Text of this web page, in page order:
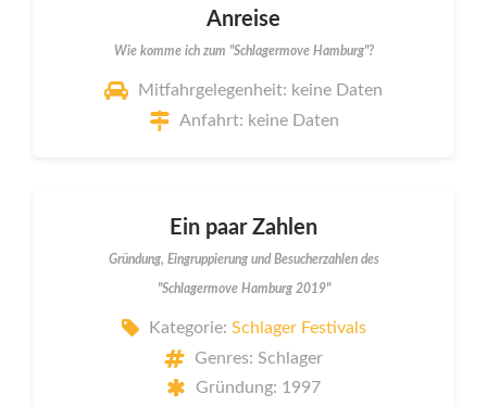
Anreise
Wie komme ich zum "Schlagermove Hamburg"?
Mitfahrgelegenheit: keine Daten
Anfahrt: keine Daten
Ein paar Zahlen
Gründung, Eingruppierung und Besucherzahlen des
"Schlagermove Hamburg 2019"
Kategorie: Schlager Festivals
Genres: Schlager
Gründung: 1997